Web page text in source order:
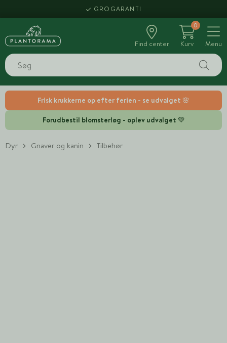
Frisk krukkerne op efter ferien - se udvalget 🌸
Forudbestil blomsterløg - oplev udvalget 💚
GROGARANTI
Find center
0
Kurv
Menu
Dyr Gnaver og kanin Tilbehør